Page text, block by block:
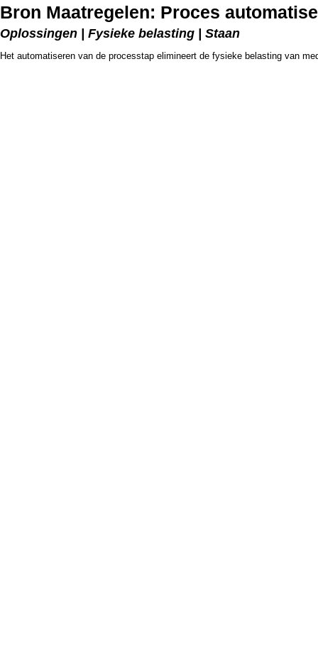
Bron Maatregelen: Proces
Oplossingen | Fysieke belasting | Staan
Het automatiseren van de processtap elimineert de fysieke belasting van